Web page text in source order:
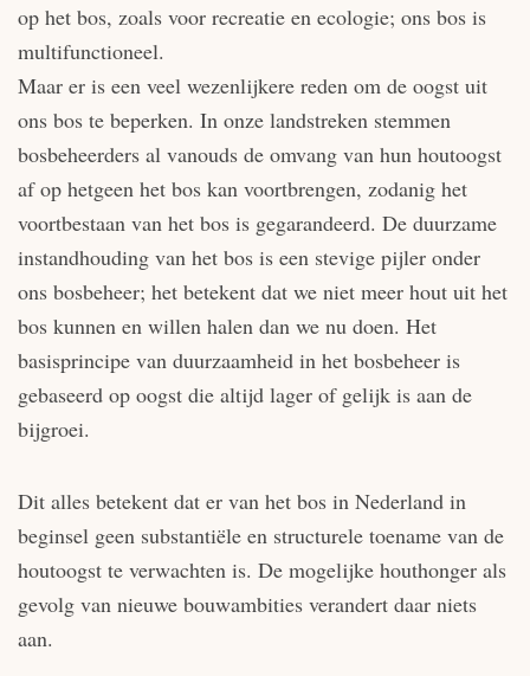
op het bos, zoals voor recreatie en ecologie; ons bos is
multifunctioneel.
Maar er is een veel wezenlijkere reden om de oogst uit
ons bos te beperken. In onze landstreken stemmen
bosbeheerders al vanouds de omvang van hun houtoogst
af op hetgeen het bos kan voortbrengen, zodanig het
voortbestaan van het bos is gegarandeerd. De duurzame
instandhouding van het bos is een stevige pijler onder
ons bosbeheer; het betekent dat we niet meer hout uit het
bos kunnen en willen halen dan we nu doen. Het
basisprincipe van duurzaamheid in het bosbeheer is
gebaseerd op oogst die altijd lager of gelijk is aan de
bijgroei.
Dit alles betekent dat er van het bos in Nederland in
beginsel geen substantiële en structurele toename van de
houtoogst te verwachten is. De mogelijke houthonger als
gevolg van nieuwe bouwambities verandert daar niets
aan.